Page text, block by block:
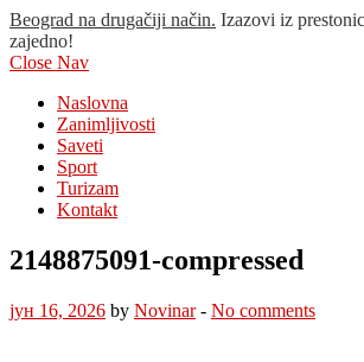
Beograd na drugačiji način. Izazovi iz
zajedno!
Close Nav
Naslovna
Zanimljivosti
Saveti
Sport
Turizam
Kontakt
2148875091-compressed
јун 16, 2026 by Novinar- No comments